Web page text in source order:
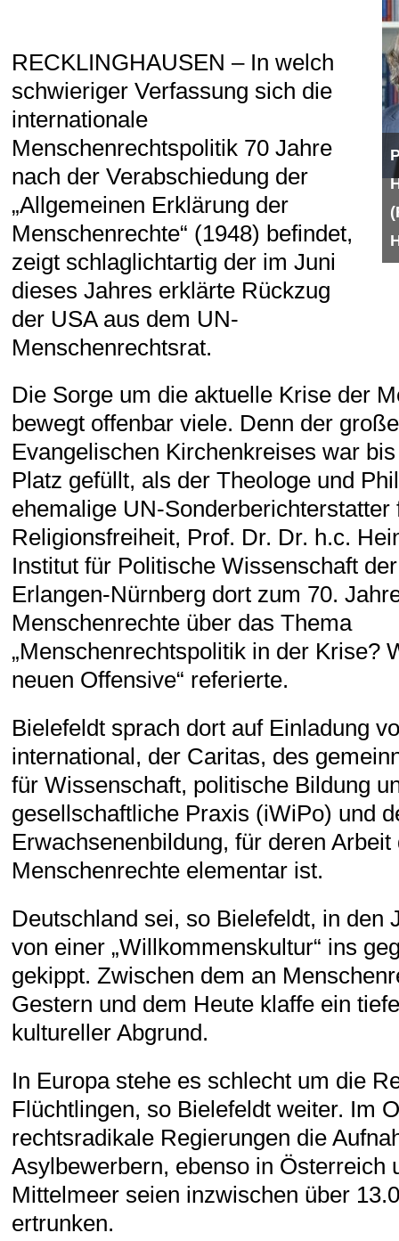
RECKLINGHAUSEN – In welch
schwieriger Verfassung sich die
internationale
Menschenrechtspolitik 70 Jahre
nach der Verabschiedung der
„Allgemeinen Erklärung der
Menschenrechte“ (1948) befindet,
zeigt schlaglichtartig der im Juni
dieses Jahres erklärte Rückzug
der USA aus dem UN-
Menschenrechtsrat.
Die Sorge um die aktuelle Krise der
bewegt offenbar viele. Denn der
Evangelischen Kirchenkreises war
Platz gefüllt, als der Theologe und
ehemalige UN-Sonderberichterstatter
Religionsfreiheit, Prof. Dr. Dr. h.c.
Institut für Politische Wissenschaft
Erlangen-Nürnberg dort zum 70.
Menschenrechte über das Thema
„Menschenrechtspolitik in der Krise?
neuen Offensive“ referierte.
Bielefeldt sprach dort auf Einladung
international, der Caritas, des
für Wissenschaft, politische Bildung
gesellschaftliche Praxis (iWiPo) und
Erwachsenenbildung, für deren
Menschenrechte elementar ist.
Deutschland sei, so Bielefeldt, in den
von einer „Willkommenskultur“ ins
gekippt. Zwischen dem an
Gestern und dem Heute klaffe ein
kultureller Abgrund.
In Europa stehe es schlecht um die
Flüchtlingen, so Bielefeldt weiter. Im
rechtsradikale Regierungen die
Asylbewerbern, ebenso in Österreich
Mittelmeer seien inzwischen über
ertrunken.